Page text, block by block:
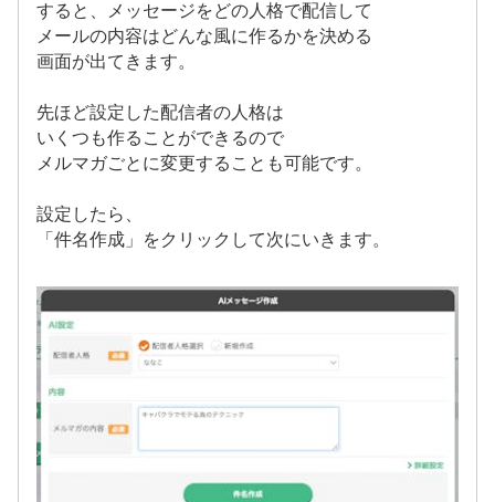
すると、メッセージをどの人格で配信して
メールの内容はどんな風に作るかを決める
画面が出てきます。
先ほど設定した配信者の人格は
いくつも作ることができるので
メルマガごとに変更することも可能です。
設定したら、
「件名作成」をクリックして次にいきます。